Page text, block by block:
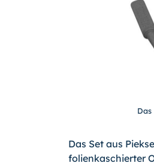
Das Set aus
folienkaschierter